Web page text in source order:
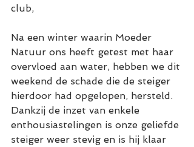
club,
Na een winter waarin Moeder
Natuur ons heeft getest met haar
overvloed aan water, hebben we dit
weekend de schade die de steiger
hierdoor had opgelopen, hersteld.
Dankzij de inzet van enkele
enthousiastelingen is onze geliefde
steiger weer stevig en is hij klaar